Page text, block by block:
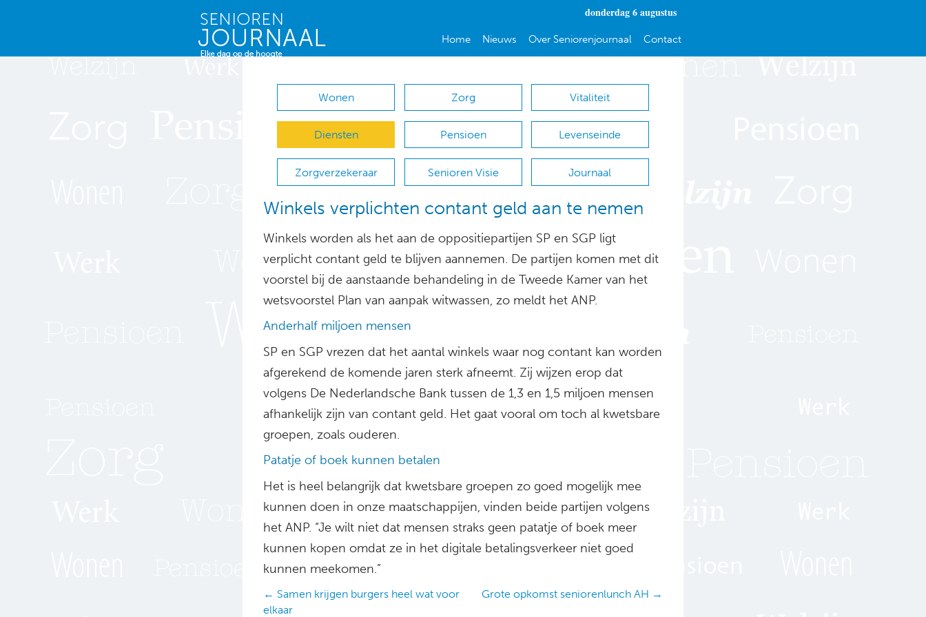
donderdag 6 augustus
Home Nieuws Over Seniorenjournaal Contact
Wonen Zorg Vitaliteit
Diensten Pensioen Levenseinde
Zorgverzekeraar Senioren Visie Journaal
Winkels verplichten contant geld aan te nemen
Winkels worden als het aan de oppositiepartijen SP en SGP ligt
verplicht contant geld te blijven aannemen. De partijen komen met dit
voorstel bij de aanstaande behandeling in de Tweede Kamer van het
wetsvoorstel Plan van aanpak witwassen, zo meldt het ANP.
Anderhalf miljoen mensen
SP en SGP vrezen dat het aantal winkels waar nog contant kan worden
afgerekend de komende jaren sterk afneemt. Zij wijzen erop dat
volgens De Nederlandsche Bank tussen de 1,3 en 1,5 miljoen mensen
afhankelijk zijn van contant geld. Het gaat vooral om toch al kwetsbare
groepen, zoals ouderen.
Patatje of boek kunnen betalen
Het is heel belangrijk dat kwetsbare groepen zo goed mogelijk mee
kunnen doen in onze maatschappijen, vinden beide partijen volgens
het ANP. “Je wilt niet dat mensen straks geen patatje of boek meer
kunnen kopen omdat ze in het digitale betalingsverkeer niet goed
kunnen meekomen.”
Posts
← Samen krijgen burgers heel wat voor
elkaar
Grote opkomst seniorenlunch AH →